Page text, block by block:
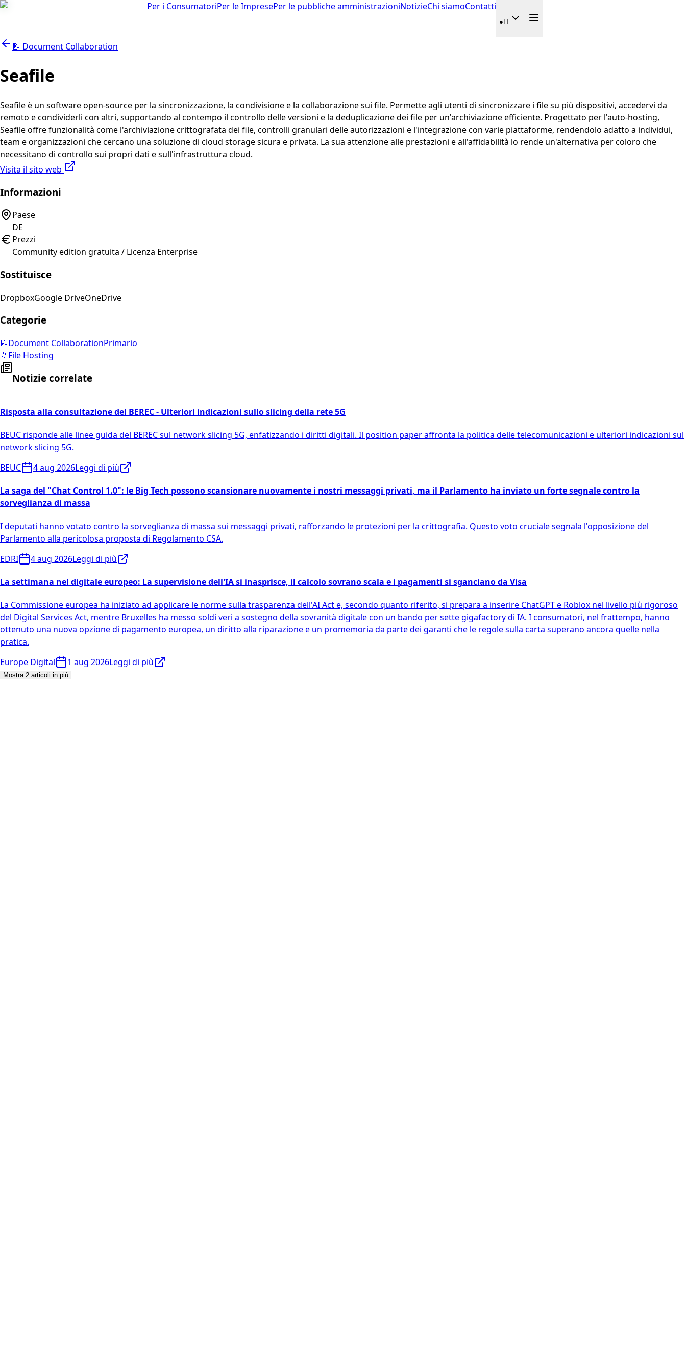
Per i ConsumatoriPer le ImpresePer le pubbliche amministrazioniNotizieChi siamoContatti
●IT
📝 Document Collaboration
Seafile
Seafile è un software open-source per la sincronizzazione, la condivisione e la collaborazione sui file. Permette agli utenti di sincronizzare i file su più dispositivi, accedervi da
remoto e condividerli con altri, supportando al contempo il controllo delle versioni e la deduplicazione dei file per un'archiviazione efficiente. Progettato per l'auto-hosting,
Seafile offre funzionalità come l'archiviazione crittografata dei file, controlli granulari delle autorizzazioni e l'integrazione con varie piattaforme, rendendolo adatto a individui,
team e organizzazioni che cercano una soluzione di cloud storage sicura e privata. La sua attenzione alle prestazioni e all'affidabilità lo rende un'alternativa per coloro che
necessitano di controllo sui propri dati e sull'infrastruttura cloud.
Visita il sito web
Informazioni
Paese
DE
Prezzi
Community edition gratuita / Licenza Enterprise
Sostituisce
DropboxGoogle DriveOneDrive
Categorie
📝Document CollaborationPrimario
📁 File Hosting
Notizie correlate
Risposta alla consultazione del BEREC - Ulteriori indicazioni sullo slicing della rete 5G
BEUC risponde alle linee guida del BEREC sul network slicing 5G, enfatizzando i diritti digitali. Il position paper affronta la politica delle telecomunicazioni e ulteriori indicazioni sul
network slicing 5G.
BEUC
4 aug 2026Leggi di più
La saga del "Chat Control 1.0": le Big Tech possono scansionare nuovamente i nostri messaggi privati, ma il Parlamento ha inviato un forte segnale contro la
sorveglianza di massa
I deputati hanno votato contro la sorveglianza di massa sui messaggi privati, rafforzando le protezioni per la crittografia. Questo voto cruciale segnala l'opposizione del
Parlamento alla pericolosa proposta di Regolamento CSA.
EDRI
4 aug 2026Leggi di più
La settimana nel digitale europeo: La supervisione dell'IA si inasprisce, il calcolo sovrano scala e i pagamenti si sganciano da Visa
La Commissione europea ha iniziato ad applicare le norme sulla trasparenza dell'AI Act e, secondo quanto riferito, si prepara a inserire ChatGPT e Roblox nel livello più rigoroso
del Digital Services Act, mentre Bruxelles ha messo soldi veri a sostegno della sovranità digitale con un bando per sette gigafactory di IA. I consumatori, nel frattempo, hanno
ottenuto una nuova opzione di pagamento europea, un diritto alla riparazione e un promemoria da parte dei garanti che le regole sulla carta superano ancora quelle nella
pratica.
Europe Digital
1 aug 2026Leggi di più
Mostra 2 articoli in più